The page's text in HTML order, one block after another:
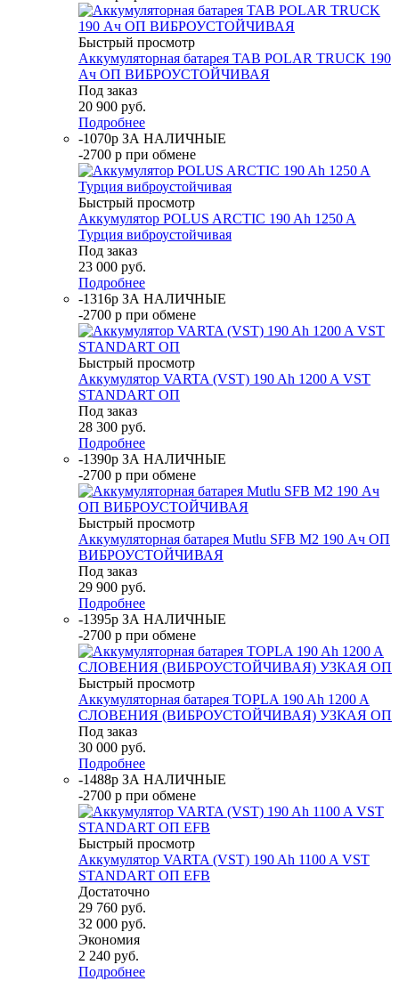
Быстрый просмотр
Аккумуляторная батарея TAB POLAR TRUCK 190
Ач ОП ВИБРОУСТОЙЧИВАЯ
Под заказ
20 900 руб.
Подробнее
-1070р ЗА НАЛИЧНЫЕ
-2700 р при обмене
Быстрый просмотр
Аккумулятор POLUS ARCTIC 190 Ah 1250 A
Турция виброустойчивая
Под заказ
23 000 руб.
Подробнее
-1316р ЗА НАЛИЧНЫЕ
-2700 р при обмене
Быстрый просмотр
Аккумулятор VARTA (VST) 190 Ah 1200 A VST
STANDART ОП
Под заказ
28 300 руб.
Подробнее
-1390р ЗА НАЛИЧНЫЕ
-2700 р при обмене
Быстрый просмотр
Аккумуляторная батарея Mutlu SFB M2 190 Ач ОП
ВИБРОУСТОЙЧИВАЯ
Под заказ
29 900 руб.
Подробнее
-1395р ЗА НАЛИЧНЫЕ
-2700 р при обмене
Быстрый просмотр
Аккумуляторная батарея TOPLA 190 Ah 1200 A
СЛОВЕНИЯ (ВИБРОУСТОЙЧИВАЯ) УЗКАЯ ОП
Под заказ
30 000 руб.
Подробнее
-1488р ЗА НАЛИЧНЫЕ
-2700 р при обмене
Быстрый просмотр
Аккумулятор VARTA (VST) 190 Ah 1100 A VST
STANDART ОП EFB
Достаточно
29 760 руб.
32 000 руб.
Экономия
2 240 руб.
Подробнее